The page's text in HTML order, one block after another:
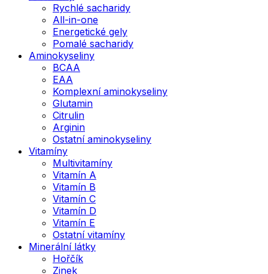
Rychlé sacharidy
All-in-one
Energetické gely
Pomalé sacharidy
Aminokyseliny
BCAA
EAA
Komplexní aminokyseliny
Glutamin
Citrulin
Arginin
Ostatní aminokyseliny
Vitamíny
Multivitamíny
Vitamín A
Vitamín B
Vitamín C
Vitamín D
Vitamín E
Ostatní vitamíny
Minerální látky
Hořčík
Zinek